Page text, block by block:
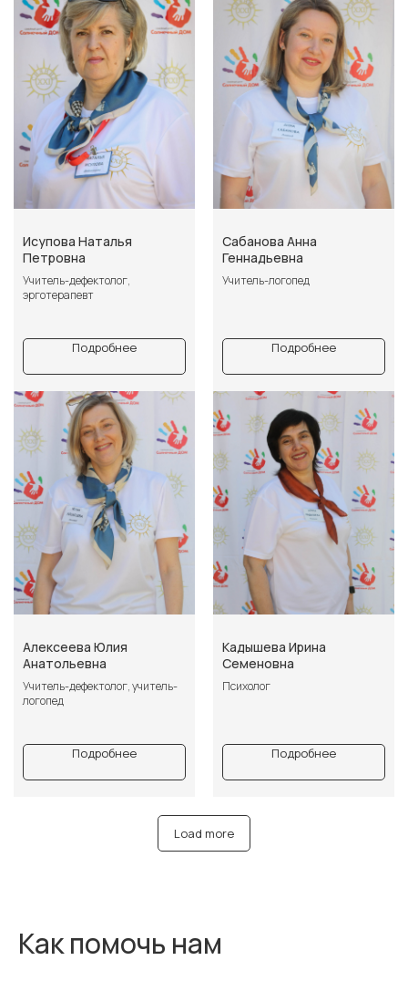
Исупова Наталья
Петровна
Учитель-дефектолог,
эрготерапевт
Подробнее
Сабанова Анна
Геннадьевна
Учитель-логопед
Подробнее
Алексеева Юлия
Анатольевна
Учитель-дефектолог, учитель-
логопед
Подробнее
Кадышева Ирина
Семеновна
Психолог
Подробнее
Load more
Как помочь нам